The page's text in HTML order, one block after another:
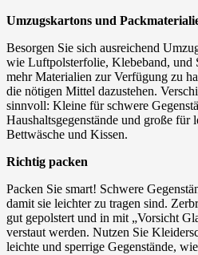
Umzugskartons und
Besorgen Sie sich ausreichend
wie Luftpolsterfolie, Klebeband, und
mehr Materialien zur Verfügung zu
die nötigen Mittel dazustehen.
sinnvoll: Kleine für schwere
Haushaltsgegenstände und große
Bettwäsche und Kissen.
Richtig packen
Packen Sie smart! Schwere
damit sie leichter zu tragen sind.
gut gepolstert und in mit „Vorsicht
verstaut werden. Nutzen Sie
leichte und sperrige Gegenstände,